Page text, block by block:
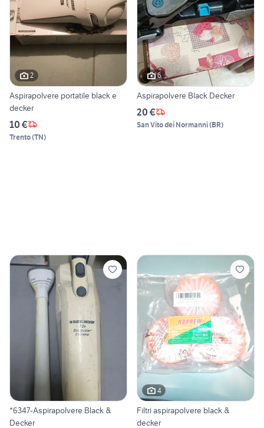
2
Aspirapolvere portatile black e
decker
10 €
Trento(TN)
6
Aspirapolvere Black Decker
20 €
San Vito dei Normanni(BR)
*6347-Aspirapolvere Black &
Decker
4
Filtri aspirapolvere black &
decker